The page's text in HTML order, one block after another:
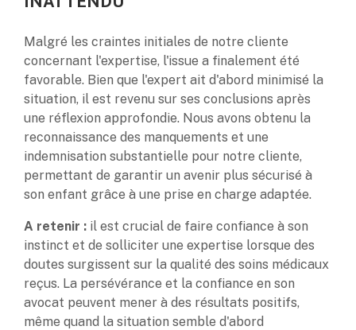
Malgré les craintes initiales de notre cliente
concernant l'expertise, l'issue a finalement été
favorable. Bien que l'expert ait d'abord minimisé la
situation, il est revenu sur ses conclusions après
une réflexion approfondie. Nous avons obtenu la
reconnaissance des manquements et une
indemnisation substantielle pour notre cliente,
permettant de garantir un avenir plus sécurisé à
son enfant grâce à une prise en charge adaptée.
A retenir :il est crucial de faire confiance à son
instinct et de solliciter une expertise lorsque des
doutes surgissent sur la qualité des soins médicaux
reçus. La persévérance et la confiance en son
avocat peuvent mener à des résultats positifs,
même quand la situation semble d'abord